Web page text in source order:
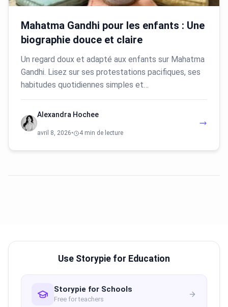
Mahatma Gandhi pour les enfants : Une
biographie douce et claire
Un regard doux et adapté aux enfants sur Mahatma
Gandhi. Lisez sur ses protestations pacifiques, ses
habitudes quotidiennes simples et…
Alexandra Hochee
avril 8, 2026• 4 min de lecture
Use Storypie for Education
Storypie for Schools
Free for teachers